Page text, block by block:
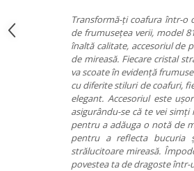
Transformă-ți coafura într-o
de frumusețea verii, model
înaltă calitate, accesoriul de
de mireasă. Fiecare cristal
va scoate în evidență
cu diferite stiluri de coafuri,
elegant. Accesoriul este
asigurându-se că te vei
pentru a adăuga o notă de
pentru a reflecta bucuria
strălucitoare mireasă.
povestea ta de dragoste